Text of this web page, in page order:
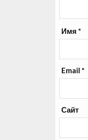
Имя*
Email*
Сайт